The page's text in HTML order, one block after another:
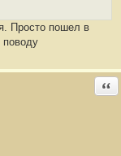
Просто пошел в